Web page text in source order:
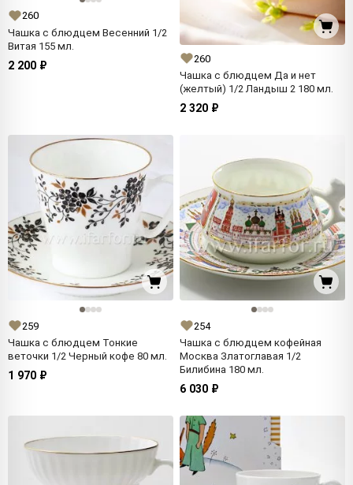
260
Чашка с блюдцем Весенний 1/2
Витая 155 мл.
2 200 ₽
260
Чашка с блюдцем Да и нет
(желтый) 1/2 Ландыш 2 180 мл.
2 320 ₽
259
Чашка с блюдцем Тонкие
веточки 1/2 Черный кофе 80 мл.
1 970 ₽
254
Чашка с блюдцем кофейная
Москва Златоглавая 1/2
Билибина 180 мл.
6 030 ₽